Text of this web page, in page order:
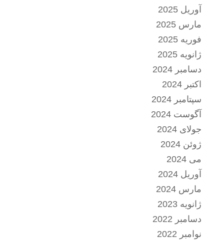
آوریل 2025
مارس 2025
فوریه 2025
ژانویه 2025
دسامبر 2024
اکتبر 2024
سپتامبر 2024
آگوست 2024
جولای 2024
ژوئن 2024
می 2024
آوریل 2024
مارس 2024
ژانویه 2023
دسامبر 2022
نوامبر 2022